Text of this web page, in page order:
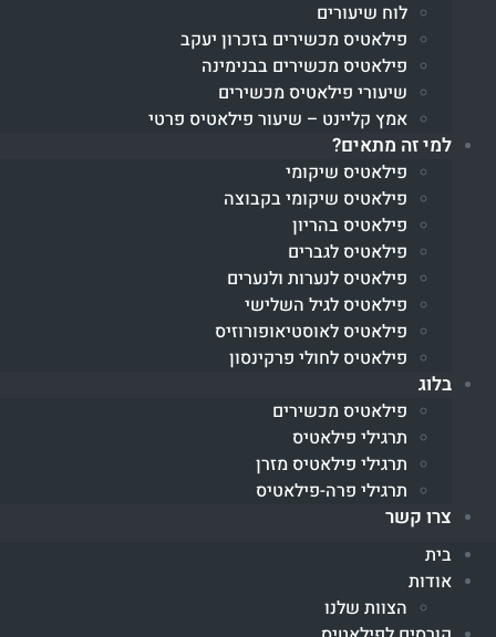
לוח שיעורים
פילאטיס מכשירים בזכרון יעקב
פילאטיס מכשירים בבנימינה
שיעורי פילאטיס מכשירים
אמץ קליינט – שיעור פילאטיס פרטי
למי זה מתאים?
פילאטיס שיקומי
פילאטיס שיקומי בקבוצה
פילאטיס בהריון
פילאטיס לגברים
פילאטיס לנערות ולנערים
פילאטיס לגיל השלישי
פילאטיס לאוסטיאופורוזיס
פילאטיס לחולי פרקינסון
בלוג
פילאטיס מכשירים
תרגילי פילאטיס
תרגילי פילאטיס מזרן
תרגילי פרה-פילאטיס
צרו קשר
בית
אודות
הצוות שלנו